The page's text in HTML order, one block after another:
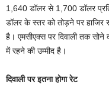
1,640 डॉलर से 1,700 डॉलर
डॉलर के स्तर को तोड़ने पर
है। एमसीएक्स पर दिवाली तक
में रहने की उम्मीद है।
दिवाली पर इतना होगा रेट